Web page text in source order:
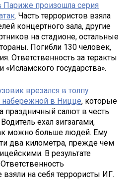
Париже произошла серия
. Часть террористов взяла
концертного зала, другие
на стадионе, остальные
Погибли 130 человек,
Ответственность за теракты
«Исламского государства».
врезался в толпу
набережной в Ницце, которые
праздничный салют в честь
ехал зигзагами,
можно больше людей. Ему
два километра, прежде чем
В результате
взяли на себя террористы ИГ.